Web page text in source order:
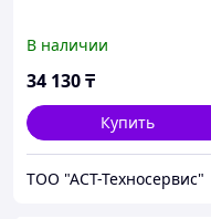
В наличии
34 130₸
Купить
ТОО "АСТ-Техносервис"